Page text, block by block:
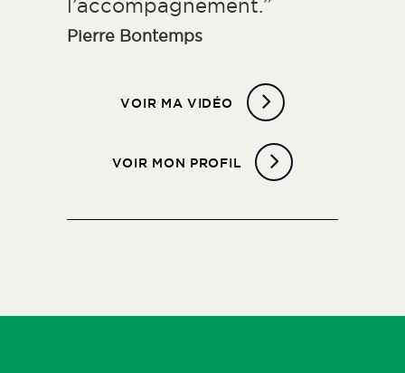
l’accompagnement.”
Pierre Bontemps
VOIR MA VIDÉO
VOIR MON PROFIL